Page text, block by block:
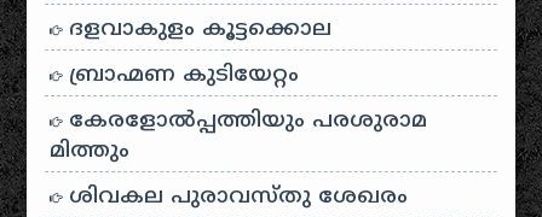
ദളവാകുളം കൂട്ടക്കൊല
ബ്രാഹ്മണ കുടിയേറ്റം
കേരളോൽപ്പത്തിയും പരശുരാമ
മിത്തും
ശിവകല പുരാവസ്തു ശേഖരം